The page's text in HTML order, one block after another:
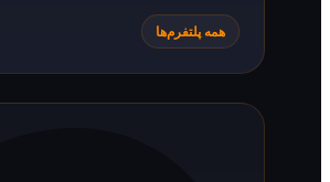
همه پلتفرم‌ها